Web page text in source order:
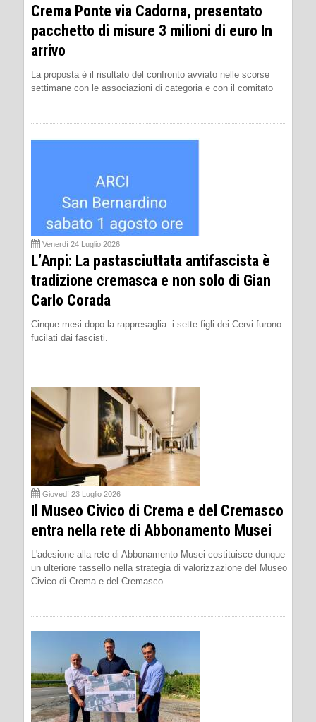
Crema Ponte via Cadorna, presentato
pacchetto di misure 3 milioni di euro In
arrivo
La proposta è il risultato del confronto avviato nelle scorse
settimane con le associazioni di categoria e con il comitato
Venerdì 24 Luglio 2026
L’Anpi: La pastasciuttata antifascista è
tradizione cremasca e non solo di Gian
Carlo Corada
Cinque mesi dopo la rappresaglia: i sette figli dei Cervi furono
fucilati dai fascisti.
Giovedì 23 Luglio 2026
Il Museo Civico di Crema e del Cremasco
entra nella rete di Abbonamento Musei
L'adesione alla rete di Abbonamento Musei costituisce dunque
un ulteriore tassello nella strategia di valorizzazione del Museo
Civico di Crema e del Cremasco